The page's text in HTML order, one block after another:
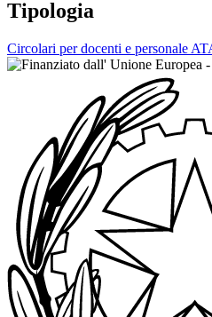
Tipologia
Circolari per docenti e personale